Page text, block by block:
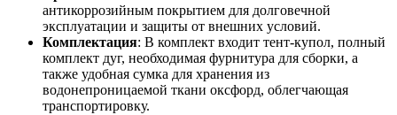
антикоррозийным покрытием для долговечной
эксплуатации и защиты от внешних условий.
Комплектация: В комплект входит тент-купол, полный
комплект дуг, необходимая фурнитура для сборки, а
также удобная сумка для хранения из
водонепроницаемой ткани оксфорд, облегчающая
транспортировку.